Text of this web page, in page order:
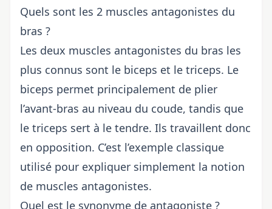
Quels sont les 2 muscles antagonistes du
bras ?
Les deux muscles antagonistes du bras les
plus connus sont le biceps et le triceps. Le
biceps permet principalement de plier
l’avant-bras au niveau du coude, tandis que
le triceps sert à le tendre. Ils travaillent donc
en opposition. C’est l’exemple classique
utilisé pour expliquer simplement la notion
de muscles antagonistes.
Quel est le synonyme de antagoniste ?